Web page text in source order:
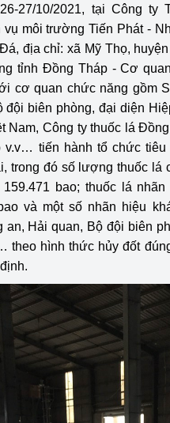
27/10/2021, tại Công ty
môi trường Tiến Phát -
địa chỉ: xã Mỹ Thọ,
tỉnh Đồng Tháp - Cơ
cơ quan chức năng gồm
đội biên phòng, đại diện
Nam, Công ty thuốc lá
v.v… tiến hành tổ chức
trong đó số lượng thuốc lá
bao; thuốc lá
và một số nhãn hiệu
an, Hải quan, Bộ đội biên
theo hình thức hủy đốt